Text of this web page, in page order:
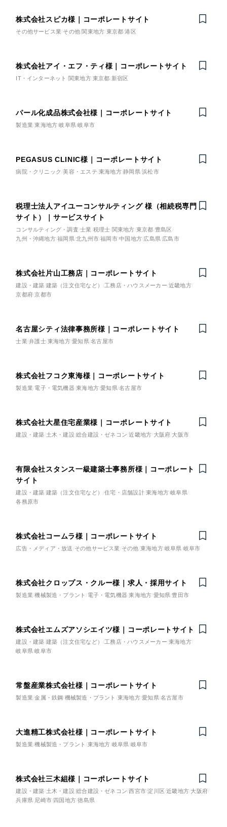
オレンジ・橙色
グリーン・緑色
ピンク・桃色
カラフル・多色
株式会社スピカ様｜コーポレートサイト
その他サービス業 その他 関東地方 東京都 港区
株式会社アイ・エフ・ティ様｜コーポレートサイト
IT・インターネット 関東地方 東京都 新宿区
パール化成品株式会社様｜コーポレートサイト
製造業 東海地方 岐阜県 岐阜市
PEGASUS CLINIC様｜コーポレートサイト
病院・クリニック 美容・エステ 東海地方 静岡県 浜松市
税理士法人アイユーコンサルティング 様（相続税専門
サイト）｜サービスサイト
コンサルティング・調査 士業 税理士 関東地方 東京都 豊島区
九州・沖縄地方 福岡県 北九州市 福岡市 中国地方 広島県 広島市
株式会社片山工務店｜コーポレートサイト
建設・建築 建築（注文住宅など） 工務店・ハウスメーカー 近畿地方
京都府 京都市
名古屋シティ法律事務所様｜コーポレートサイト
士業 弁護士 東海地方 愛知県 名古屋市
株式会社フコク東海様｜コーポレートサイト
製造業 電子・電気機器 東海地方 愛知県 名古屋市
株式会社大星住宅産業様｜コーポレートサイト
建設・建築 土木・建設 総合建設・ゼネコン 近畿地方 大阪府 大阪市
有限会社スタンス一級建築士事務所様｜コーポレート
サイト
建設・建築 建築（注文住宅など） 住宅・店舗設計 東海地方 岐阜県
各務原市
株式会社コームラ様｜コーポレートサイト
広告・メディア・放送 その他サービス業 その他 東海地方 岐阜県 岐阜市
株式会社クロップス・クルー様｜求人・採用サイト
製造業 機械製造・プラント 電子・電気機器 東海地方 愛知県 豊田市
Nominee
株式会社エムズアソシエイツ様｜コーポレートサイト
建設・建築 建築（注文住宅など） 工務店・ハウスメーカー 東海地方
岐阜県 岐阜市
常盤産業株式会社様｜コーポレートサイト
製造業 金属・鉄鋼 機械製造・プラント 東海地方 愛知県 名古屋市
Nominee
大進精工株式会社様｜コーポレートサイト
製造業 機械製造・プラント 東海地方 岐阜県 岐阜市
株式会社三木組様｜コーポレートサイト
建設・建築 土木・建設 総合建設・ゼネコン 西宮市 淀川区 近畿地方 大阪府
兵庫県 尼崎市 四国地方 徳島県